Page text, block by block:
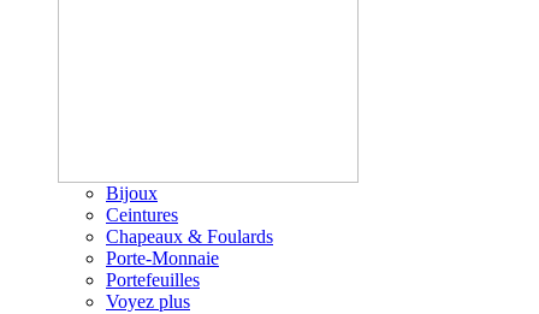
Bijoux
Ceintures
Chapeaux & Foulards
Porte-Monnaie
Portefeuilles
Voyez plus